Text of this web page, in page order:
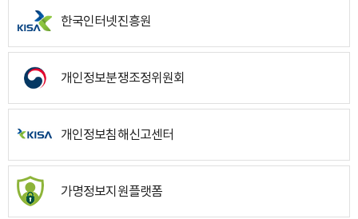
한국인터넷진흥원
개인정보분쟁조정위원회
개인정보침해신고센터
가명정보지원플랫폼